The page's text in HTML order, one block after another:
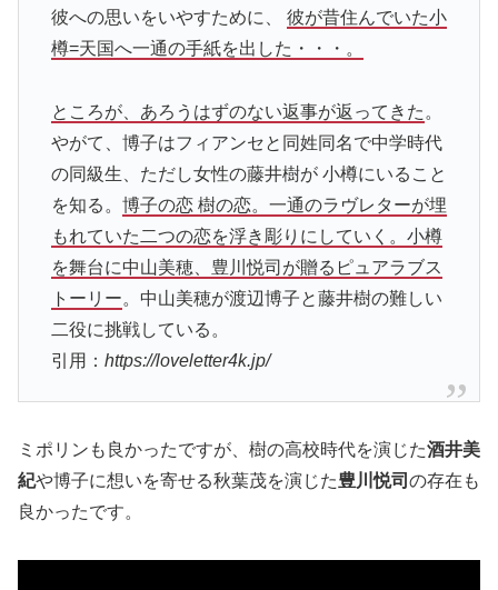
彼への思いをいやすために、 彼が昔住んでいた小
樽=天国へ一通の手紙を出した・・・。
ところが、あろうはずのない返事が返ってきた 。
やがて、博子はフィアンセと同姓同名で中学時代
の同級生、ただし女性の藤井樹が 小樽にいること
を知る。 博子の恋 樹の恋。一通のラヴレターが埋
もれていた二つの恋を浮き彫りにしていく。小樽
を舞台に中山美穂、豊川悦司が贈るピュアラブス
トーリー。中山美穂が渡辺博子と藤井樹の難しい
二役に挑戦している。
引用： https://loveletter4k.jp/
ミポリンも良かったですが、樹の高校時代を演じた酒井美
紀や博子に想いを寄せる秋葉茂を演じた豊川悦司 の存在も
良かったです。